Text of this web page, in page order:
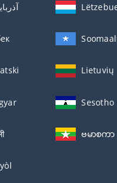
Lietuvių
Sesotho
ဗမာစကာ